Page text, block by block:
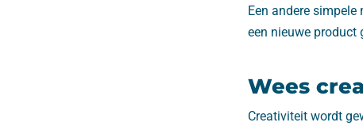
Een andere
een nieuwe product
Wees
Creativiteit wordt